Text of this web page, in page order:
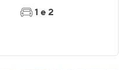
1 e 2